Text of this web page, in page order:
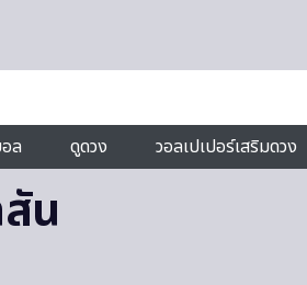
ล ดูดวง วอลเปเปอร์เสริมดวง
น